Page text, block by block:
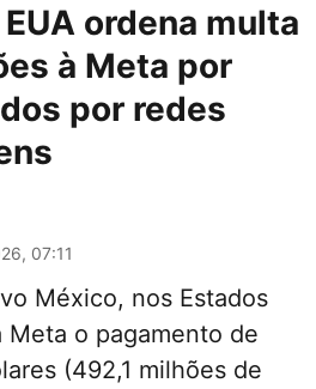
ordena multa
à Meta por
por redes
07:11
México, nos Estados
Meta o pagamento de
(492,1 milhões de